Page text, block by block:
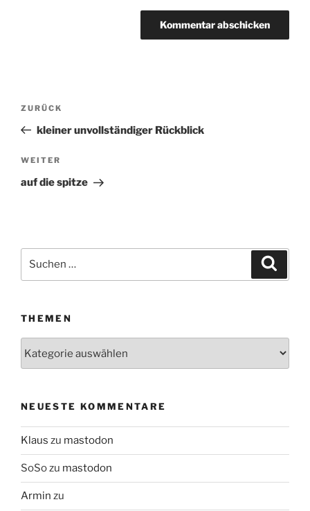
Beitragsnavigation
Vorheriger
Beitrag
ZURÜCK
kleiner unvollständiger Rückblick
Nächster
Beitrag
WEITER
auf die spitze
Suchen
THEMEN
NEUESTE KOMMENTARE
Klaus zu mastodon
SoSozu mastodon
Armin zu